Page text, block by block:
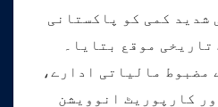
شدید کمی کو پاکستانی
موقع بتایا۔
مضبوط مالیاتی ادارے،
کارپوریٹ انوویشن